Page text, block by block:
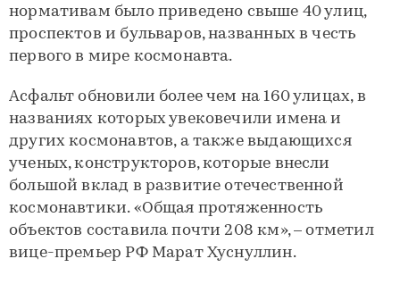
нормативам было приведено свыше 40 улиц,
проспектов и бульваров, названных в честь
первого в мире космонавта.
Асфальт обновили более чем на 160 улицах, в
названиях которых увековечили имена и
других космонавтов, а также выдающихся
ученых, конструкторов, которые внесли
большой вклад в развитие отечественной
космонавтики. «Общая протяженность
объектов составила почти 208 км», – отметил
вице-премьер РФ Марат Хуснуллин.